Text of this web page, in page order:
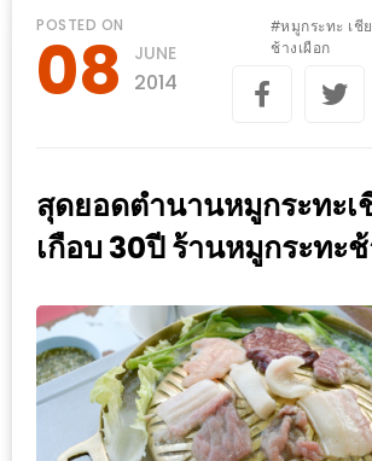
ความ
เป็น
เล่น
กัน
อะไร
ก็ได้
งาน
เดียว
ที่
ครบ
ครั้ง
POSTED ON
08 JUNE
2014
#หมูกระทะ เชี
ช้างเผือก
สุดยอดตำนานหมูกระทะเ
เกือบ 30ปี ร้านหมูกระทะ